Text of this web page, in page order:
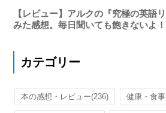
【レビュー】アルクの『究極の英語
みた感想。毎日聞いても飽きないよ！
カテゴリー
本の感想・レビュー(236) 健康・食事